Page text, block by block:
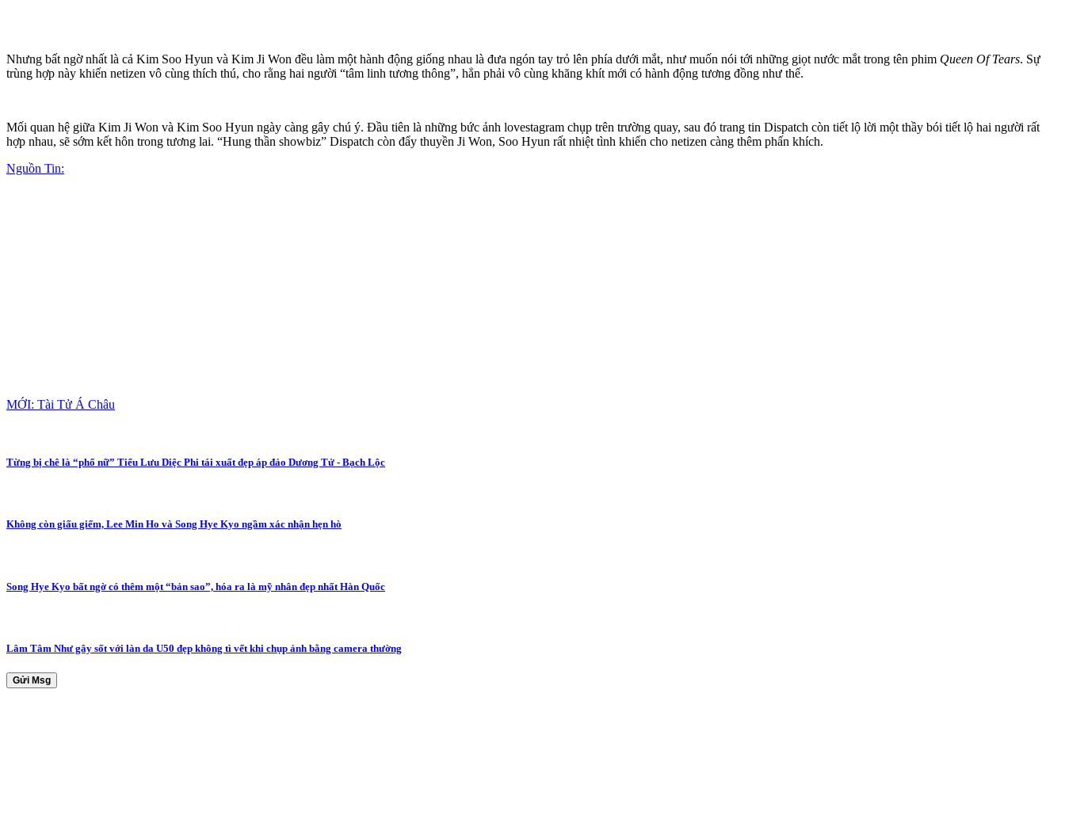
Nhưng bất ngờ nhất là cả Kim Soo Hyun và Kim Ji Won đều làm một hành động giống nhau là đưa ngón tay trỏ lên phía dưới mắt, như muốn nói tới những giọt nước mắt trong tên phim Queen Of Tears. Sự
trùng hợp này khiến netizen vô cùng thích thú, cho rằng hai người “tâm linh tương thông”, hẳn phải vô cùng khăng khít mới có hành động tương đồng như thế.
Mối quan hệ giữa Kim Ji Won và Kim Soo Hyun ngày càng gây chú ý. Đầu tiên là những bức ảnh lovestagram chụp trên trường quay, sau đó trang tin Dispatch còn tiết lộ lời một thầy bói tiết lộ hai người rất
hợp nhau, sẽ sớm kết hôn trong tương lai. “Hung thần showbiz” Dispatch còn đẩy thuyền Ji Won, Soo Hyun rất nhiệt tình khiến cho netizen càng thêm phấn khích.
Nguồn Tin:
MỚI: Tài Tử Á Châu
Từng bị chê là “phổ nữ” Tiểu Lưu Diệc Phi tái xuất đẹp áp đảo Dương Tử - Bạch Lộc
Không còn giấu giếm, Lee Min Ho và Song Hye Kyo ngầm xác nhận hẹn hò
Song Hye Kyo bất ngờ có thêm một “bản sao”, hóa ra là mỹ nhân đẹp nhất Hàn Quốc
Lâm Tâm Như gây sốt với làn da U50 đẹp không tì vết khi chụp ảnh bằng camera thường
Gửi Msg